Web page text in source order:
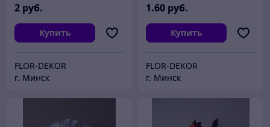
2 руб.
Купить
FLOR-DEKOR
г. Минск
1.60 руб.
Купить
FLOR-DEKOR
г. Минск